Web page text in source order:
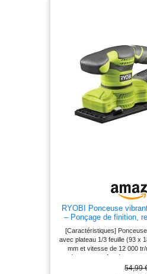
RYOBI Ponceuse
– Ponçage de finition,
préparation des
[Caractéristiques]
avec plateau 1/3 feuille (93 x
mm et vitesse de 12 000
vibrante filaire 200 W avec54,99